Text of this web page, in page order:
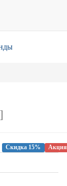
Акция
Скидка 15%